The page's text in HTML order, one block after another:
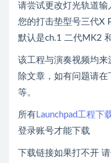
请尝试更改灯光轨道
您的打击垫型号三代X
默认是ch.1 二代MK2
该工程与演奏视频均来
除文章，如有问题请
等。
所有Launchpad工程下
登录账号才能下载
下载链接如果打不开